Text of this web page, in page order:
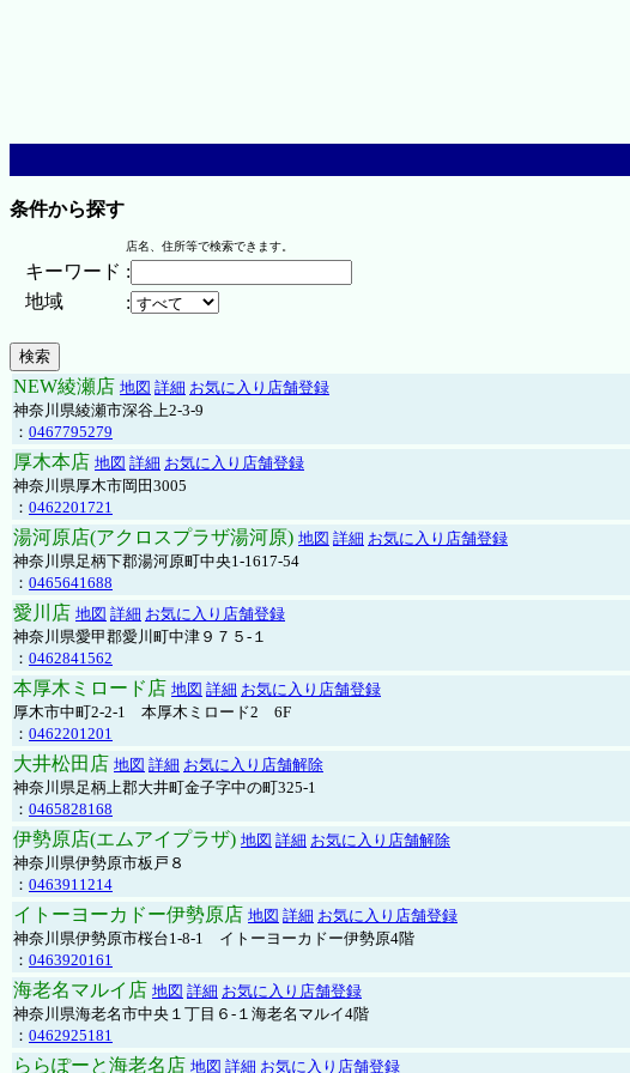
条件から探す
店名、住所等で検索できます。
キーワード :
地域
:
NEW綾瀬店 地図 詳細 お気に入り店舗登録
神奈川県綾瀬市深谷上2-3-9
： 0467795279
厚木本店 地図 詳細 お気に入り店舗登録
神奈川県厚木市岡田3005
： 0462201721
湯河原店(アクロスプラザ湯河原) 地図 詳細 お気に入り店舗登録
神奈川県足柄下郡湯河原町中央1-1617-54
： 0465641688
愛川店 地図 詳細 お気に入り店舗登録
神奈川県愛甲郡愛川町中津９７５-１
： 0462841562
本厚木ミロード店 地図 詳細 お気に入り店舗登録
厚木市中町2-2-1 本厚木ミロード2 6F
： 0462201201
大井松田店 地図 詳細 お気に入り店舗解除
神奈川県足柄上郡大井町金子字中の町325-1
： 0465828168
伊勢原店(エムアイプラザ) 地図 詳細 お気に入り店舗解除
神奈川県伊勢原市板戸８
： 0463911214
イトーヨーカドー伊勢原店 地図 詳細 お気に入り店舗登録
神奈川県伊勢原市桜台1-8-1 イトーヨーカドー伊勢原4階
： 0463920161
海老名マルイ店 地図 詳細 お気に入り店舗登録
神奈川県海老名市中央１丁目６-１海老名マルイ4階
： 0462925181
ららぽーと海老名店 地図 詳細 お気に入り店舗登録